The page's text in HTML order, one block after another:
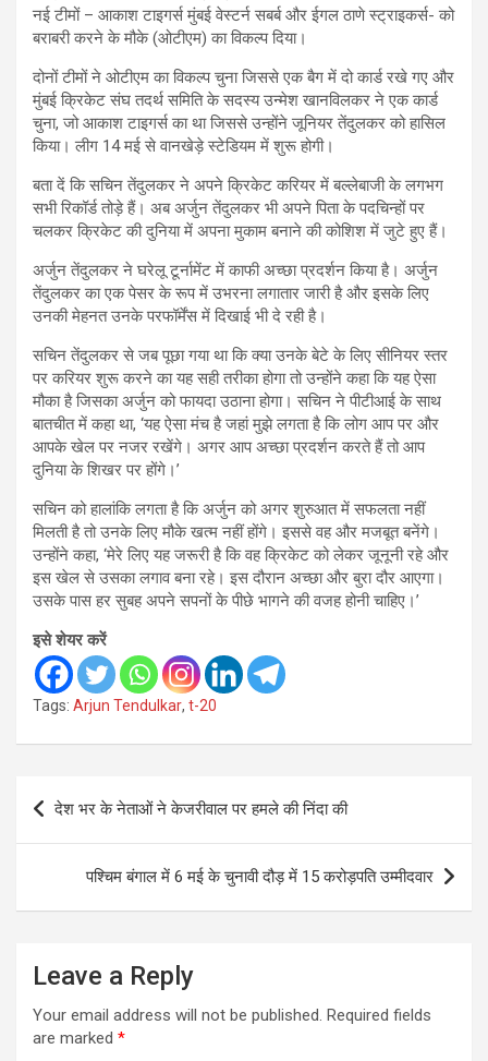
नई टीमों – आकाश टाइगर्स मुंबई वेस्टर्न सबर्ब और ईगल ठाणे स्ट्राइकर्स- को
बराबरी करने के मौके (ओटीएम) का विकल्प दिया।
दोनों टीमों ने ओटीएम का विकल्प चुना जिससे एक बैग में दो कार्ड रखे गए और
मुंबई क्रिकेट संघ तदर्थ समिति के सदस्य उन्मेश खानविलकर ने एक कार्ड
चुना, जो आकाश टाइगर्स का था जिससे उन्होंने जूनियर तेंदुलकर को हासिल
किया। लीग 14 मई से वानखेड़े स्टेडियम में शुरू होगी।
बता दें कि सचिन तेंदुलकर ने अपने क्रिकेट करियर में बल्लेबाजी के लगभग
सभी रिकॉर्ड तोड़े हैं। अब अर्जुन तेंदुलकर भी अपने पिता के पदचिन्हों पर
चलकर क्रिकेट की दुनिया में अपना मुकाम बनाने की कोशिश में जुटे हुए हैं।
अर्जुन तेंदुलकर ने घरेलू टूर्नामेंट में काफी अच्छा प्रदर्शन किया है। अर्जुन
तेंदुलकर का एक पेसर के रूप में उभरना लगातार जारी है और इसके लिए
उनकी मेहनत उनके परफॉर्मेंस में दिखाई भी दे रही है।
सचिन तेंदुलकर से जब पूछा गया था कि क्या उनके बेटे के लिए सीनियर स्तर
पर करियर शुरू करने का यह सही तरीका होगा तो उन्होंने कहा कि यह ऐसा
मौका है जिसका अर्जुन को फायदा उठाना होगा। सचिन ने पीटीआई के साथ
बातचीत में कहा था, ‘यह ऐसा मंच है जहां मुझे लगता है कि लोग आप पर और
आपके खेल पर नजर रखेंगे। अगर आप अच्छा प्रदर्शन करते हैं तो आप
दुनिया के शिखर पर होंगे।’
सचिन को हालांकि लगता है कि अर्जुन को अगर शुरुआत में सफलता नहीं
मिलती है तो उनके लिए मौके खत्म नहीं होंगे। इससे वह और मजबूत बनेंगे।
उन्होंने कहा, ‘मेरे लिए यह जरूरी है कि वह क्रिकेट को लेकर जूनूनी रहे और
इस खेल से उसका लगाव बना रहे। इस दौरान अच्छा और बुरा दौर आएगा।
उसके पास हर सुबह अपने सपनों के पीछे भागने की वजह होनी चाहिए।’
इसे शेयर करें
Tags: Arjun Tendulkar, t-20
Post
navigation
देश भर के नेताओं ने केजरीवाल पर हमले की निंदा की
पश्चिम बंगाल में 6 मई के चुनावी दौड़ में 15 करोड़पति उम्मीदवार
Leave a Reply
Your email address will not be published. Required fields
are marked *